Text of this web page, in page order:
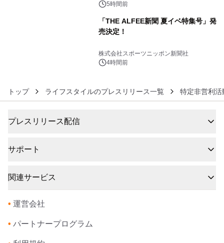
5時間前
「THE ALFEE新聞 夏イベ特集号」発
売決定！
株式会社スポーツニッポン新聞社
4時間前
トップ ライフスタイルのプレスリリース一覧 特定非営利
プレスリリース配信
サポート
関連サービス
• 運営会社
• パートナープログラム